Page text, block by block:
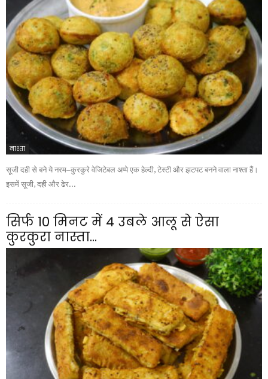
नाश्ता
सूजी दही से बने ये नरम–कुरकुरे वेजिटेबल अप्पे एक हेल्दी, टेस्टी और झटपट बनने वाला नाश्ता हैं।
इसमें सूजी, दही और ढेर...
सिर्फ 10 मिनट में 4 उबले आलू से ऐसा
कुरकुरा नास्ता...